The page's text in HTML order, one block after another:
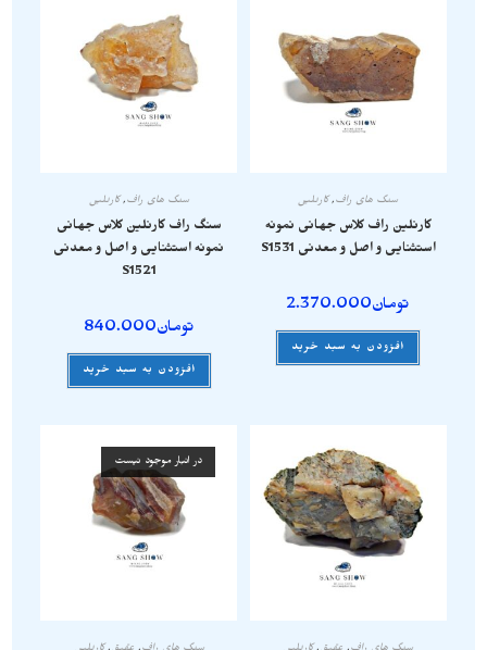
سنگ های راف, کارنلین
کارنلین راف کلاس جهانی نمونه
استثنایی و اصل و معدنی S1531
تومان2.370.000
افزودن به سبد خرید
سنگ های راف,کارنلین
سنگ راف کارنلین کلاس جهانی
نمونه استثنایی و اصل و معدنی
S1521
تومان840.000
افزودن به سبد خرید
در انبار موجود نیست